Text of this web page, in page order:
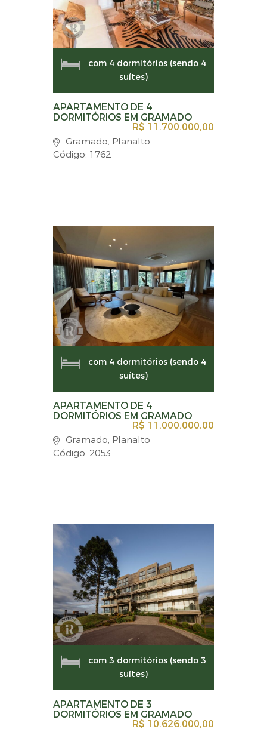
com 4 dormitórios (sendo 4
suítes)
APARTAMENTO DE 4
DORMITÓRIOS EM GRAMADO
R$ 11.700.000,00
Gramado, Planalto
Código: 1762
com 4 dormitórios (sendo 4
suítes)
APARTAMENTO DE 4
DORMITÓRIOS EM GRAMADO
R$ 11.000.000,00
Gramado, Planalto
Código: 2053
com 3 dormitórios (sendo 3
suítes)
APARTAMENTO DE 3
DORMITÓRIOS EM GRAMADO
R$ 10.626.000,00